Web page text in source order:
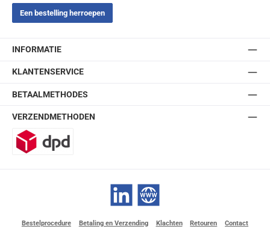
Een bestelling herroepen
INFORMATIE
KLANTENSERVICE
BETAALMETHODES
VERZENDMETHODEN
LinkedIn Website
Bestelprocedure Betaling en Verzending Klachten Retouren Contact